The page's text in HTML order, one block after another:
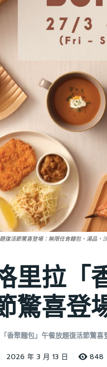
復活節驚喜登場：無限任食麵包、湯品、
里拉「
驚喜登
香聚麵包」午餐放題復活節驚喜
2026 年 3 月 13 日 848